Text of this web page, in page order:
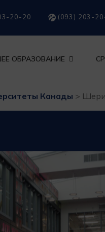
20-20 (093) 203-
ОБРАЗОВАНИЕ
Канады >